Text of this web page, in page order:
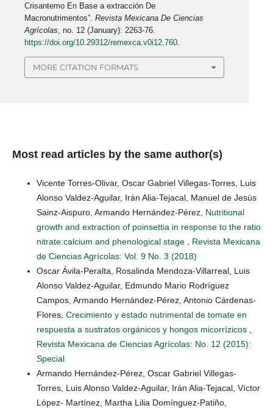
Crisantemo En Base a extracción De
Macronutrimentos”.Revista Mexicana De Ciencias
Agrícolas , no. 12 (January): 2263-76.
https://doi.org/10.29312/remexca.v0i12.760
MORE CITATION FORMATS
Most read articles by the same author(s)
Vicente Torres-Olivar, Oscar Gabriel Villegas-Torres, Luis
Alonso Valdez-Aguilar, Irán Alia-Tejacal, Manuel de Jesús
Sainz-Aispuro, Armando Hernández-Pérez, Nutritional
growth and extraction of poinsettia in response to the ratio
nitrate:calcium and phenological stage
Revista Mexicana
de Ciencias Agrícolas: Vol. 9 No. 3 (2018)
Oscar Ávila-Peralta, Rosalinda Mendoza-Villarreal, Luis
Alonso Valdez-Aguilar, Edmundo Mario Rodríguez
Campos, Armando Hernández-Pérez, Antonio Cárdenas-
Flores, Crecimiento y estado nutrimental de tomate en
respuesta a sustratos orgánicos y hongos micorrízicos
Revista Mexicana de Ciencias Agrícolas: No. 12 (2015):
Special
Armando Hernández-Pérez, Oscar Gabriel Villegas-
Torres, Luis Alonso Valdez-Aguilar, Irán Alia-Tejacal, Víctor
López- Martínez, Martha Lilia Domínguez-Patiño,